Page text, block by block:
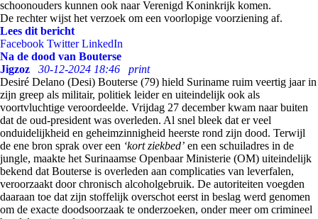
schoonouders kunnen ook naar Verenigd Koninkrijk komen.
De rechter wijst het verzoek om een voorlopige voorziening af.
Lees dit bericht
Facebook Twitter LinkedIn
Na de dood van Bouterse
Jigzoz
30-12-2024 18:46
print
Desiré Delano (Desi) Bouterse (79) hield Suriname ruim veertig jaar in
zijn greep als militair, politiek leider en uiteindelijk ook als
voortvluchtige veroordeelde. Vrijdag 27 december kwam naar buiten
dat de oud-president was overleden. Al snel bleek dat er veel
onduidelijkheid en geheimzinnigheid heerste rond zijn dood. Terwijl
de ene bron sprak over een ‘kort ziekbed’ en een schuiladres in de
jungle, maakte het Surinaamse Openbaar Ministerie (OM) uiteindelijk
bekend dat Bouterse is overleden aan complicaties van leverfalen,
veroorzaakt door chronisch alcoholgebruik. De autoriteiten voegden
daaraan toe dat zijn stoffelijk overschot eerst in beslag werd genomen
om de exacte doodsoorzaak te onderzoeken, onder meer om crimineel